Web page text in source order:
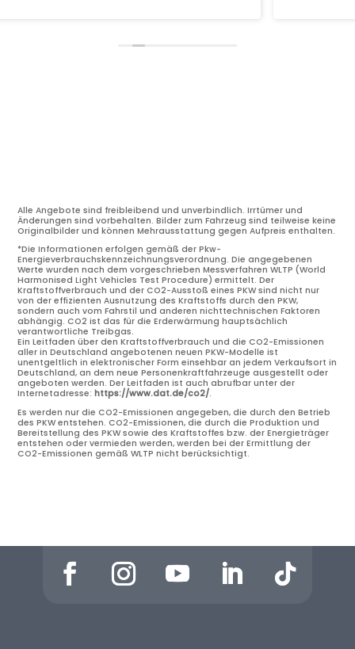
Alle Angebote sind freibleibend und unverbindlich. Irrtümer und
Änderungen sind vorbehalten. Bilder zum Fahrzeug sind teilweise keine
Originalbilder und können Mehrausstattung gegen Aufpreis enthalten.
*Die Informationen erfolgen gemäß der Pkw-
Energieverbrauchskennzeichnungsverordnung. Die angegebenen
Werte wurden nach dem vorgeschrieben Messverfahren WLTP (World
Harmonised Light Vehicles Test Procedure) ermittelt. Der
Kraftstoffverbrauch und der CO2-Ausstoß eines PKW sind nicht nur
von der effizienten Ausnutzung des Kraftstoffs durch den PKW,
sondern auch vom Fahrstil und anderen nichttechnischen Faktoren
abhängig. CO2 ist das für die Erderwärmung hauptsächlich
verantwortliche Treibgas.
Ein Leitfaden über den Kraftstoffverbrauch und die CO2-Emissionen
aller in Deutschland angebotenen neuen PKW-Modelle ist
unentgeltlich in elektronischer Form einsehbar an jedem Verkaufsort in
Deutschland, an dem neue Personenkraftfahrzeuge ausgestellt oder
angeboten werden. Der Leitfaden ist auch abrufbar unter der
Internetadresse:https://www.dat.de/co2/.
Es werden nur die CO2-Emissionen angegeben, die durch den Betrieb
des PKW entstehen. CO2-Emissionen, die durch die Produktion und
Bereitstellung des PKW sowie des Kraftstoffes bzw. der Energieträger
entstehen oder vermieden werden, werden bei der Ermittlung der
CO2-Emissionen gemäß WLTP nicht berücksichtigt.